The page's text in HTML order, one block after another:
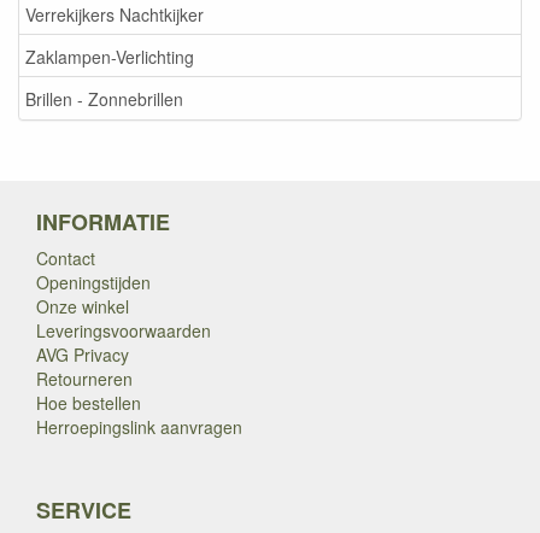
Verrekijkers Nachtkijker
Zaklampen-Verlichting
Brillen - Zonnebrillen
INFORMATIE
Contact
Openingstijden
Onze winkel
Leveringsvoorwaarden
AVG Privacy
Retourneren
Hoe bestellen
Herroepingslink aanvragen
SERVICE